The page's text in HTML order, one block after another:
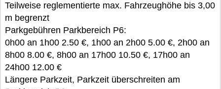
Teilweise reglementierte max. Fahrzeughöhe bis 3,00
m begrenzt
Parkgebühren Parkbereich P6:
0h00 an 1h00 2.50 €, 1h00 an 2h00 5.00 €, 2h00 an
8h00 8.00 €, 8h00 an 17h00 10.50 €, 17h00 an
24h00 12.00 €
Längere Parkzeit, Parkzeit überschreiten am